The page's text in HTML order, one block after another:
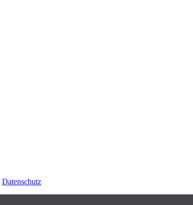
Datenschutz